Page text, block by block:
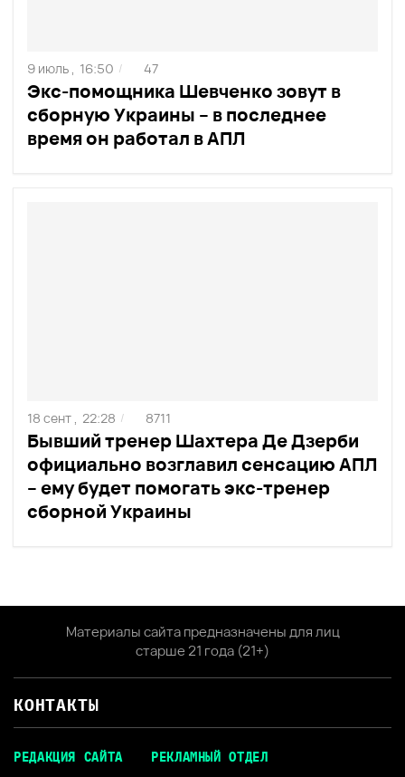
Экс-помощника Шевченко зовут в
сборную Украины – в последнее
время он работал в АПЛ
9 июль , 16:50 / 47
Бывший тренер Шахтера Де Дзерби
официально возглавил сенсацию АПЛ
– ему будет помогать экс-тренер
сборной Украины
18 сент , 22:28 / 8711
Материалы сайта предназначены для лиц
старше 21 года (21+)
КОНТАКТЫ
РЕДАКЦИЯ САЙТА РЕКЛАМНЫЙ ОТДЕЛ